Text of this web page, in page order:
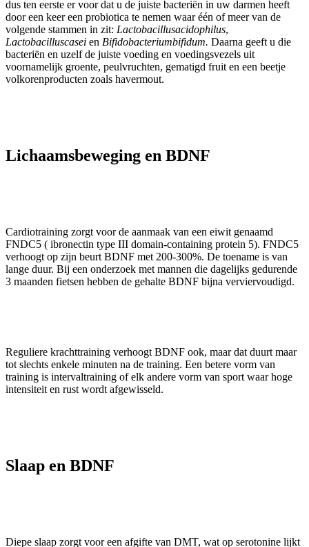
dus ten eerste er voor dat u de juiste bacteriën in uw darmen heeft
door een keer een probiotica te nemen waar één of meer van de
volgende stammen in zit: Lactobacillusacidophilus,
Lactobacilluscasei en Bifidobacteriumbifidum. Daarna geeft u die
bacteriën en uzelf de juiste voeding en voedingsvezels uit
voornamelijk groente, peulvruchten, gematigd fruit en een beetje
volkorenproducten zoals havermout.
Lichaamsbeweging en BDNF
Cardiotraining zorgt voor de aanmaak van een eiwit genaamd
FNDC5 ( ibronectin type III domain-containing protein 5). FNDC5
verhoogt op zijn beurt BDNF met 200-300%. De toename is van
lange duur. Bij een onderzoek met mannen die dagelijks gedurende
3 maanden fietsen hebben de gehalte BDNF bijna verviervoudigd.
Reguliere krachttraining verhoogt BDNF ook, maar dat duurt maar
tot slechts enkele minuten na de training. Een betere vorm van
training is intervaltraining of elk andere vorm van sport waar hoge
intensiteit en rust wordt afgewisseld.
Slaap en BDNF
Diepe slaap zorgt voor een afgifte van DMT, wat op serotonine lijkt